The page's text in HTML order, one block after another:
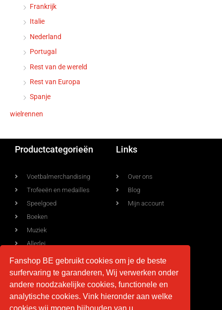
Frankrijk
Italie
Nederland
Portugal
Rest van de wereld
Rest van Europa
Spanje
wielrennen
Productcategorieën
Voetbalmerchandising
Trofeeën en medailles
Speelgoed
Boeken
Muziek
Allerlei
Links
Over ons
Blog
Mijn account
Voorwaarden
Levering
Contact
info@fan-shop.be
Fanshop BE gebruikt cookies om je de beste
surfervaring te garanderen, Wij verwerken onder
andere noodzakelijke cookies, functionele en
analytische cookies. Vink hieronder aan welke
cookies wij mogen bijhouden van u.